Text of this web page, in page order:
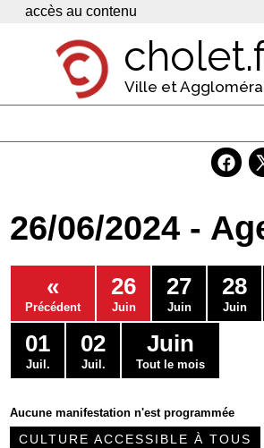
Panneau de gestion des cookies
accès au contenu
Ville et
Economie
Services
Contacts
26/06/2024 -
«
Précédent
26
Juin
27
Juin
28
Juin
01
Juil.
02
Juil.
Juin
Tout le mois
Aucune manifestation n'est programmée
CULTURE ACCESSIBLE À TOUS